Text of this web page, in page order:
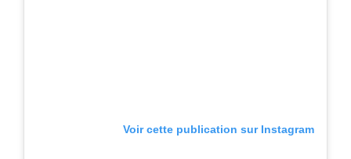
Voir cette publication sur Instagram